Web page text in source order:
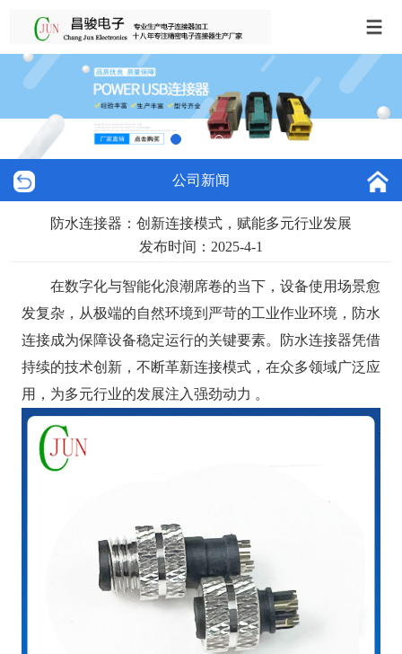
公司新闻
防水连接器：创新连接模式，赋能多元行业发展
发布时间：2025-4-1
在数字化与智能化浪潮席卷的当下，设备使用场景愈
发复杂，从极端的自然环境到严苛的工业作业环境，防水
连接成为保障设备稳定运行的关键要素。防水连接器凭借
持续的技术创新，不断革新连接模式，在众多领域广泛应
用，为多元行业的发展注入强劲动力 。​